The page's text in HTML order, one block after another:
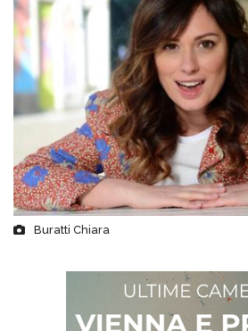
Buratti Chiara